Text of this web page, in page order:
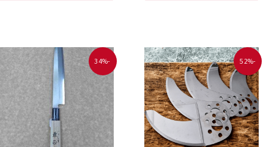
-52%
-34%